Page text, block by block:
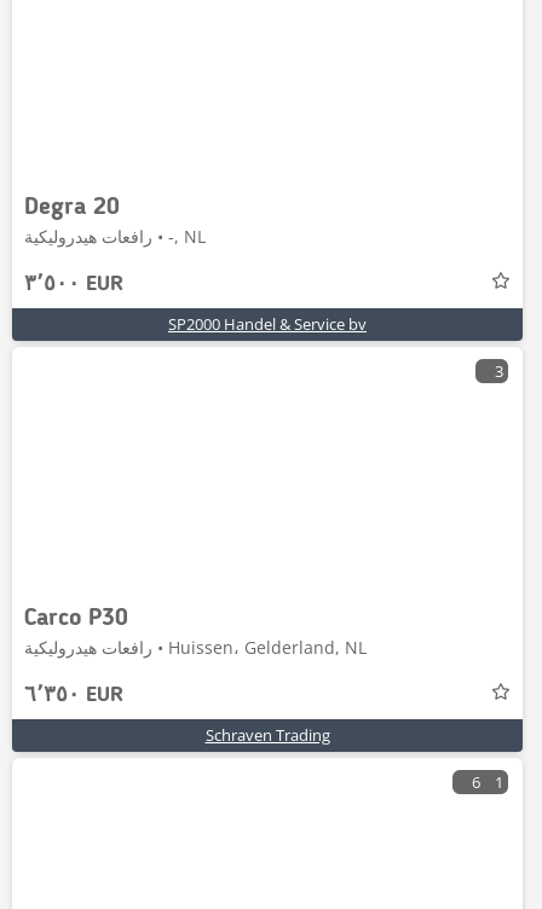
Degra 20
رافعات هيدروليكية • -, NL
٣٬٥٠٠ EUR
SP2000 Handel & Service bv
3
Carco P30
رافعات هيدروليكية • Huissen، Gelderland, NL
٦٬٣٥٠ EUR
Schraven Trading
6 1